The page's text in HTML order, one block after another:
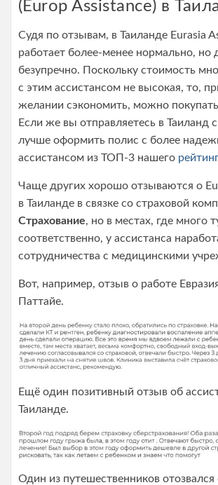
(Europ Assistance) в
Судя по отзывам, в Таиланде Eurasia
работает более-менее нормально, но
безупречно. Поскольку стоимость
с этим ассистансом не высокая, то,
желании сэкономить, можно
Если же вы отправляетесь в Таиланд
лучше оформить полис с более
ассистансом из ТОП-3 нашего
Чаще других хорошо отзываются о
в Таиланде в связке со страховой
Страхование, но в местах, где много
соответственно, у ассистанса
сотрудничества с медицинскими
Вот, например, отзыв о работе
Паттайе.
Ещё один позитивный отзыв об
Таиланде.
Один из путешественников отозвался